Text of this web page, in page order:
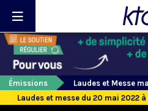
Émissions
Laudes et Messe
Laudes et messe du 20 mai 2022